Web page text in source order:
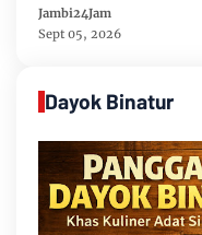
Jambi24Jam
Sept 05, 2026
Dayok Binatur